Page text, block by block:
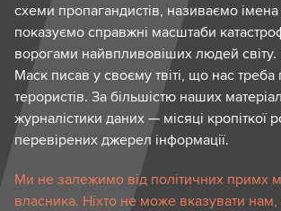
схеми пропагандистів, називаємо імена
показуємо справжні масштаби
ворогами найвпливовіших людей світу.
Маск писав у своєму твіті, що нас треба
терористів. За більшістю наших
журналістики даних — місяці кропіткої
перевірених джерел інформації.
Ми не залежимо від політичних примх
власника. Ніхто не може вказувати